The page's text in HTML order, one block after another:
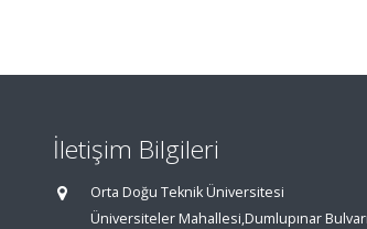
İletişim Bilgileri
Orta Doğu Teknik Üniversitesi
Üniversiteler Mahallesi,Dumlupınar